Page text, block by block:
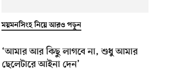
ময়মনসিংহ নিয়ে আরও পড়ুন
‘আমার আর কিছু লাগবে না, শুধু আমার
ছেলেটারে আইনা দেন’